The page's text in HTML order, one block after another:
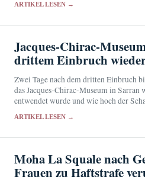
ARTIKEL LESEN →
Jacques-Chirac-
drittem Einbruch
Zwei Tage nach dem dritten Einbruch
das Jacques-Chirac-Museum in Sarran
entwendet wurde und wie hoch der
ARTIKEL LESEN →
Moha La Squale nach
Frauen zu Haftstrafe